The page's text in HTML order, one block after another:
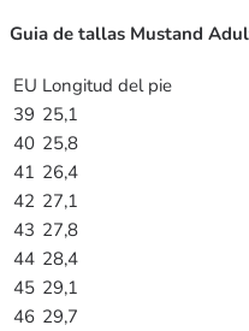
Guia de tallas Mustand
EU Longitud del pie
39 25,1
40 25,8
41 26,4
42 27,1
43 27,8
44 28,4
45 29,1
46 29,7